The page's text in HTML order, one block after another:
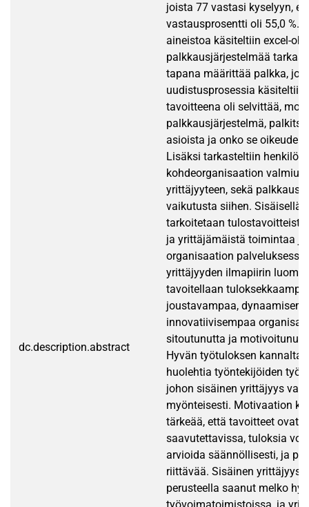
dc.description.abstract
joista 77 vastasi kyselyyn,
vastausprosentti oli 55,0 %.
aineistoa käsiteltiin excel-
palkkausjärjestelmää
tapana määrittää palkka,
uudistusprosessia
tavoitteena oli selvittää,
palkkausjärjestelmä,
asioista ja onko se
Lisäksi tarkasteltiin
kohdeorganisaation
yrittäjyyteen, sekä
vaikutusta siihen. Sisäisellä
tarkoitetaan
ja yrittäjämäistä toimintaa
organisaation
yrittäjyyden ilmapiirin
tavoitellaan
joustavampaa,
innovatiivisempaa
sitoutunutta ja
Hyvän työtuloksen kannalta
huolehtia työntekijöiden
johon sisäinen yrittäjyys
myönteisesti. Motivaation
tärkeää, että tavoitteet ovat
saavutettavissa, tuloksia
arvioida säännöllisesti, ja
riittävää. Sisäinen yrittäjyys
perusteella saanut melko